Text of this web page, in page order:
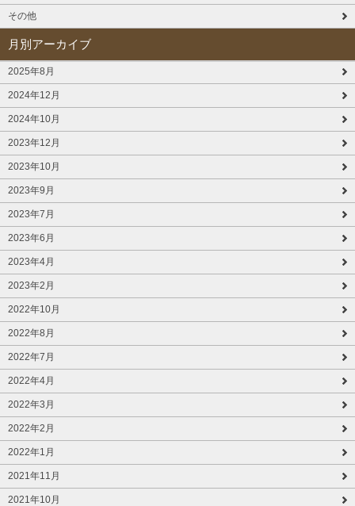
その他
月別アーカイブ
2025年8月
2024年12月
2024年10月
2023年12月
2023年10月
2023年9月
2023年7月
2023年6月
2023年4月
2023年2月
2022年10月
2022年8月
2022年7月
2022年4月
2022年3月
2022年2月
2022年1月
2021年11月
2021年10月